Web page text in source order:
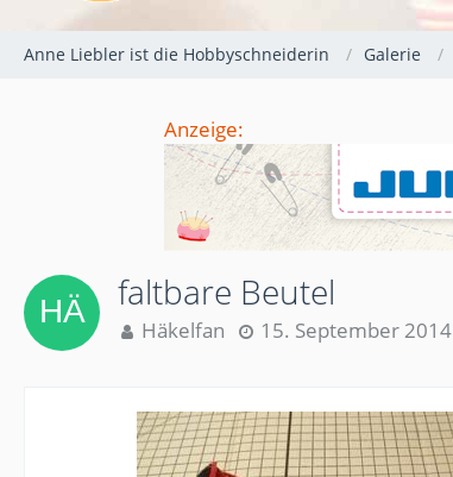
Anne Liebler ist die Hobbyschneiderin Galerie
Anzeige:
faltbare Beutel
Häkelfan 15. September 2014